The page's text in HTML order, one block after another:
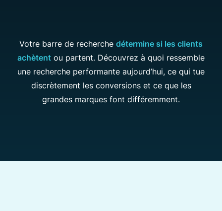
Votre barre de recherche détermine si les clients
achètent ou partent. Découvrez à quoi ressemble
une recherche performante aujourd’hui, ce qui tue
discrètement les conversions et ce que les
grandes marques font différemment.